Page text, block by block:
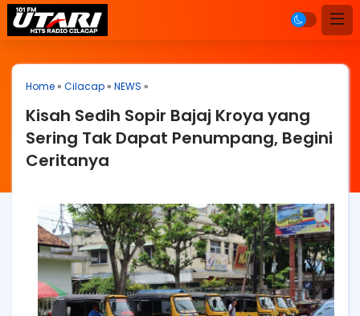
Home» Cilacap» NEWS »
Kisah Sedih Sopir Bajaj Kroya yang
Sering Tak Dapat Penumpang, Begini
Ceritanya